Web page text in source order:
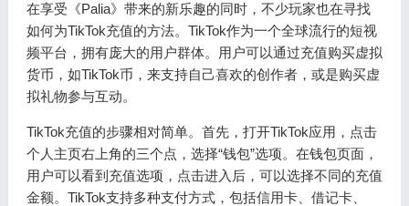
在享受《Palia》带来的新乐趣的同时，不少玩家也在寻找
如何为TikTok充值的方法。TikTok作为一个全球流行的短视
频平台，拥有庞大的用户群体。用户可以通过充值购买虚拟
货币，如TikTok币，来支持自己喜欢的创作者，或是购买虚
拟礼物参与互动。
TikTok充值的步骤相对简单。首先，打开TikTok应用，点击
个人主页右上角的三个点，选择“钱包”选项。在钱包页面，
用户可以看到充值选项，点击进入后，可以选择不同的充值
金额。TikTok支持多种支付方式，包括信用卡、借记卡、